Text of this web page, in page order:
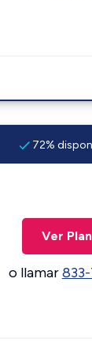
72%
Ver
o llamar